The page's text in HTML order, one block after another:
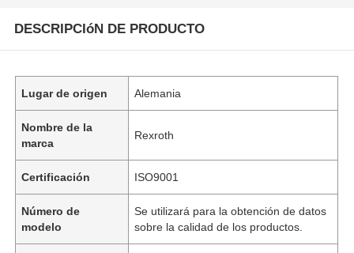
DESCRIPCIóN DE PRODUCTO
Lugar de origen Alemania
Nombre de la
marca
Rexroth
Certificación ISO9001
Número de
modelo
Se utilizará para la obtención de datos
sobre la calidad de los productos.